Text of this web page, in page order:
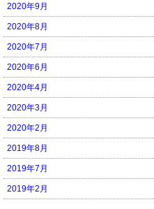
2020年9月
2020年8月
2020年7月
2020年6月
2020年4月
2020年3月
2020年2月
2019年8月
2019年7月
2019年2月